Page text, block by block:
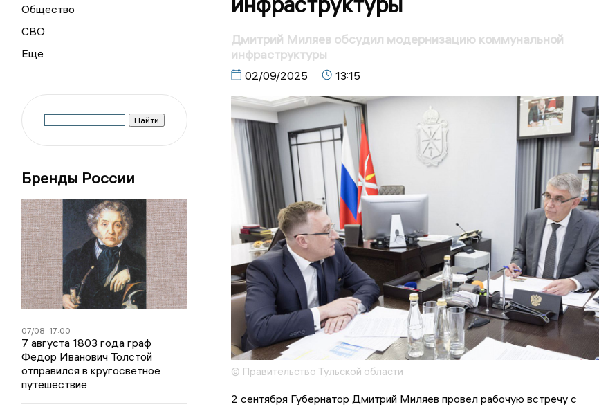
Общество
СВО
Бренды России
07/08 17:00
7 августа 1803 года граф
Федор Иванович Толстой
отправился в кругосветное
путешествие
Дмитрий Миляев обсудил модернизацию коммунальной
инфраструктуры
02/09/2025 13:15
© Правительство Тульской области
2 сентября Губернатор Дмитрий Миляев провел рабочую встречу с